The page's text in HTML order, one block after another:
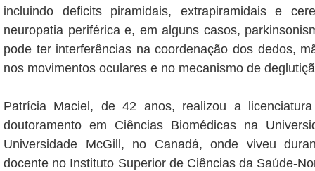
incluindo deficits piramidais, extrapiramidais e
neuropatia periférica e, em alguns casos,
pode ter interferências na coordenação dos dedos,
nos movimentos oculares e no mecanismo de
Patrícia Maciel, de 42 anos, realizou a
doutoramento em Ciências Biomédicas na
Universidade McGill, no Canadá, onde viveu
docente no Instituto Superior de Ciências da Saúde-